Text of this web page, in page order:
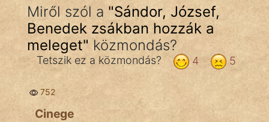
Közmondások
Rímelő
Miről szól a "Sándor, József,
Benedek zsákban hozzák a
meleget" közmondás?
5
4
Tetszik ez a közmondás?
752
Cinege